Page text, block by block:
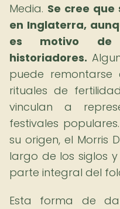
Media. Se cree que
en Inglaterra,
es motivo de
historiadores.
puede
rituales de
vinculan a
festivales
su origen, el Morris
largo de los siglos
parte integral del
Esta forma de